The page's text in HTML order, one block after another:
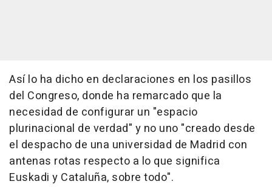
Así lo ha dicho en declaraciones en los pasillos
del Congreso, donde ha remarcado que la
necesidad de configurar un "espacio
plurinacional de verdad" y no uno "creado desde
el despacho de una universidad de Madrid con
antenas rotas respecto a lo que significa
Euskadi y Cataluña, sobre todo".